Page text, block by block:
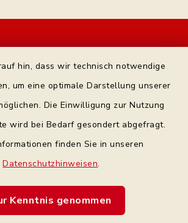
hin, dass wir technisch notwendige
um eine optimale Darstellung unserer
Die Einwilligung zur Nutzung
wird bei Bedarf gesondert abgefragt.
finden Sie in unseren
Datenschutzhinweisen.
Kenntnis genommen
Bankverbindung
Barrierefreiheit
Impressum